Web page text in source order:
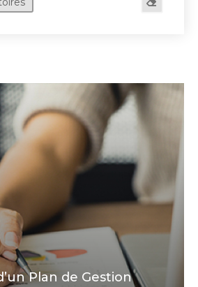
Plan de Gestion